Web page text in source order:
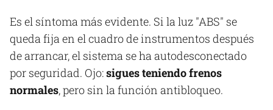
Es el síntoma más evidente. Si la luz "ABS" se
queda fija en el cuadro de instrumentos después
de arrancar, el sistema se ha autodesconectado
por seguridad. Ojo:sigues teniendo frenos
normales, pero sin la función antibloqueo.